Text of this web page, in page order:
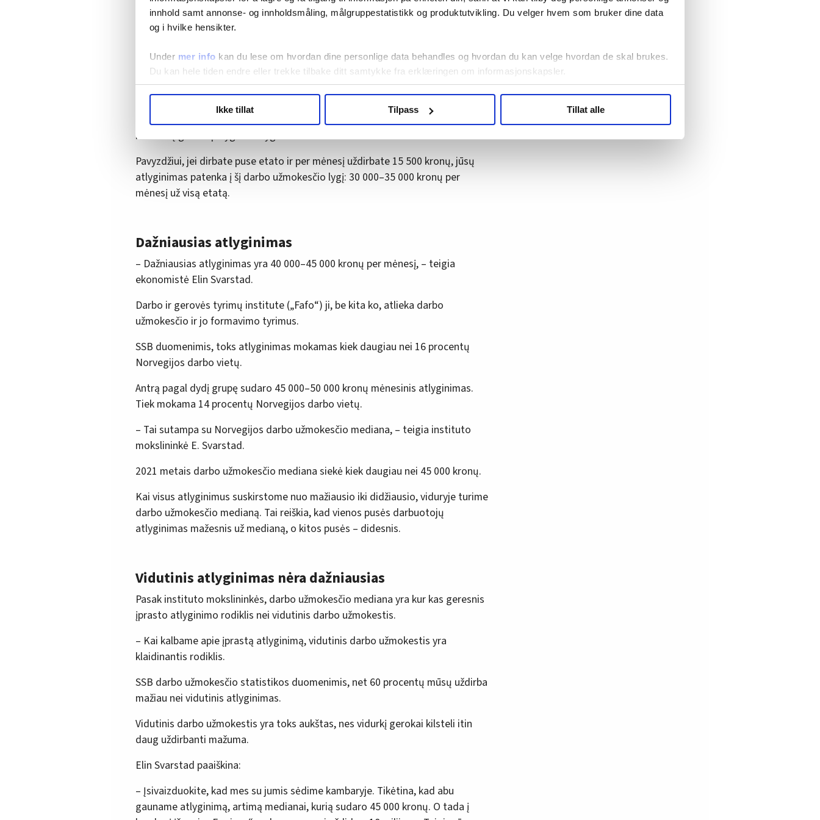
innhold samt annonse- og innholdsmåling, målgruppestatistikk og produktutvikling. Du velger hvem som bruker dine data
og i hvilke hensikter.
Under mer info kan du lese om hvordan dine personlige data behandles og hvordan du kan velge hvordan de skal brukes.
Du kan hele tiden endre eller trekke tilbake ditt samtykke fra erklæringen om informasjonskapsler.
hvordan våre nettsider blir brukt slik at vi tilby relevant innhold, tilpassede annonser og utarbeide statistikk.
annonsering. Disse er angitt i oversikten lengre ned på denne siden.
Ikke tillat Tilpass Tillat alle
Norvegijoje retas gauna tokį mažą ir tokį didelį atlyginimą.
Dirbate ne visu etatu?
Lentelėje nurodyti darbo užmokesčio lygiai galioja darbui visu etatu.
Atlyginimą už darbą ne visu etatu SSB perskaičiavo į atlyginimą už visą etatą,
kad būtų galima palyginti atlyginimus visose darbo vietose.
Pavyzdžiui, jei dirbate puse etato ir per mėnesį uždirbate 15 500 kronų, jūsų
atlyginimas patenka į šį darbo užmokesčio lygį: 30 000–35 000 kronų per
mėnesį už visą etatą.
Dažniausias atlyginimas
– Dažniausias atlyginimas yra 40 000–45 000 kronų per mėnesį, – teigia
ekonomistė Elin Svarstad.
Darbo ir gerovės tyrimų institute („Fafo“) ji, be kita ko, atlieka darbo
užmokesčio ir jo formavimo tyrimus.
SSB duomenimis, toks atlyginimas mokamas kiek daugiau nei 16 procentų
Norvegijos darbo vietų.
Antrą pagal dydį grupę sudaro 45 000–50 000 kronų mėnesinis atlyginimas.
Tiek mokama 14 procentų Norvegijos darbo vietų.
– Tai sutampa su Norvegijos darbo užmokesčio mediana, – teigia instituto
mokslininkė E. Svarstad.
2021 metais darbo užmokesčio mediana siekė kiek daugiau nei 45 000 kronų.
Kai visus atlyginimus suskirstome nuo mažiausio iki didžiausio, viduryje turime
darbo užmokesčio medianą. Tai reiškia, kad vienos pusės darbuotojų
atlyginimas mažesnis už medianą, o kitos pusės – didesnis.
Vidutinis atlyginimas nėra dažniausias
Pasak instituto mokslininkės, darbo užmokesčio mediana yra kur kas geresnis
įprasto atlyginimo rodiklis nei vidutinis darbo užmokestis.
– Kai kalbame apie įprastą atlyginimą, vidutinis darbo užmokestis yra
klaidinantis rodiklis.
SSB darbo užmokesčio statistikos duomenimis, net 60 procentų mūsų uždirba
mažiau nei vidutinis atlyginimas.
Vidutinis darbo užmokestis yra toks aukštas, nes vidurkį gerokai kilsteli itin
daug uždirbanti mažuma.
Elin Svarstad paaiškina:
– Įsivaizduokite, kad mes su jumis sėdime kambaryje. Tikėtina, kad abu
gauname atlyginimą, artimą medianai, kurią sudaro 45 000 kronų. O tada į